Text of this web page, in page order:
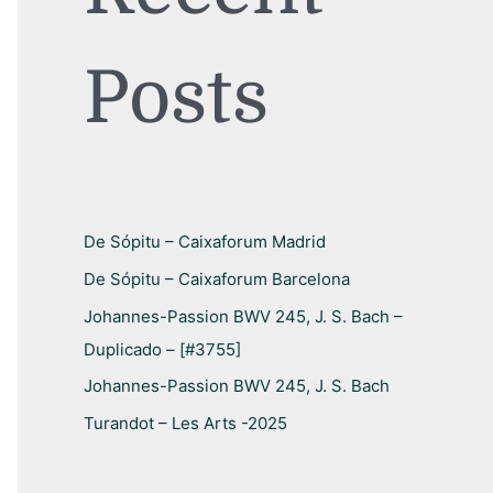
rPosts
De Sópitu – Caixaforum Madrid
De Sópitu – Caixaforum Barcelona
Johannes-Passion BWV 245, J. S. Bach –
Duplicado – [#3755]
Johannes-Passion BWV 245, J. S. Bach
Turandot – Les Arts -2025